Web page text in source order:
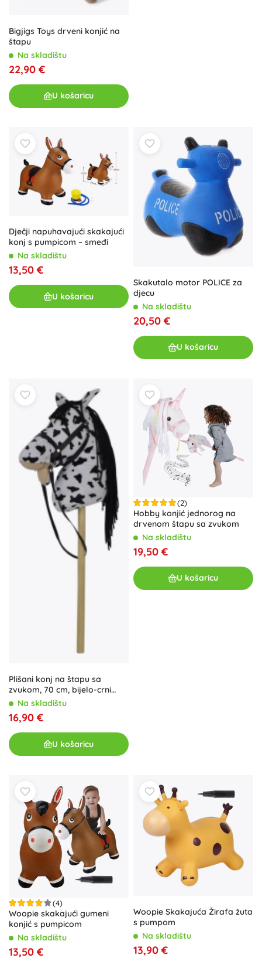
Bigjigs Toys drveni konjić na
štapu
Na skladištu
22,90 €
U košaricu
Dječji napuhavajući skakajući
konj s pumpicom – smeđi
Na skladištu
13,50 €
U košaricu
Skakutalo motor POLICE za
djecu
Na skladištu
20,50 €
U košaricu
Plišani konj na štapu sa
zvukom, 70 cm, bijelo-crni
(appaloosa)
Na skladištu
16,90 €
U košaricu
(2)
Hobby konjić jednorog na
drvenom štapu sa zvukom
Na skladištu
19,50 €
U košaricu
(4)
Woopie skakajući gumeni
konjić s pumpicom
Na skladištu
13,50 €
Woopie Skakajuća Žirafa žuta
s pumpom
Na skladištu
13,90 €